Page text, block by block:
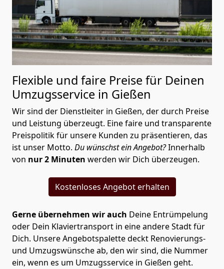
Flexible und faire Preise für Deinen
Umzugsservice in Gießen
Wir sind der Dienstleiter in Gießen, der durch Preise
und Leistung überzeugt. Eine faire und transparente
Preispolitik für unsere Kunden zu präsentieren, das
ist unser Motto. Du wünschst ein Angebot?Innerhalb
von nur 2 Minuten werden wir Dich überzeugen.
Kostenloses Angebot erhalten
Gerne übernehmen wir auch Deine Entrümpelung
oder Dein Klaviertransport in eine andere Stadt für
Dich. Unsere Angebotspalette deckt Renovierungs-
und Umzugswünsche ab, den wir sind, die Nummer
ein, wenn es um Umzugsservice in Gießen geht.